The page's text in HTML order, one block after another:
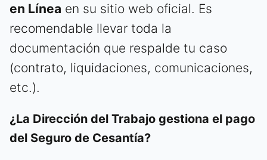
en Línea en su sitio web oficial. Es
recomendable llevar toda la
documentación que respalde tu caso
(contrato, liquidaciones, comunicaciones,
etc.).
¿La Dirección del Trabajo gestiona el pago
del Seguro de Cesantía?